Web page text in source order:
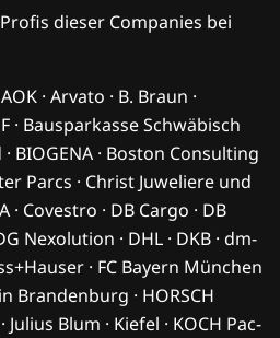
dieser Companies bei
· Arvato · B. Braun ·
· Bausparkasse Schwäbisch
BIOGENA · Boston Consulting
Parcs · Christ Juweliere und
· Covestro · DB Cargo · DB
Nexolution · DHL · DKB · dm-
· FC Bayern München
Brandenburg · HORSCH
Julius Blum · Kiefel · KOCH Pac-